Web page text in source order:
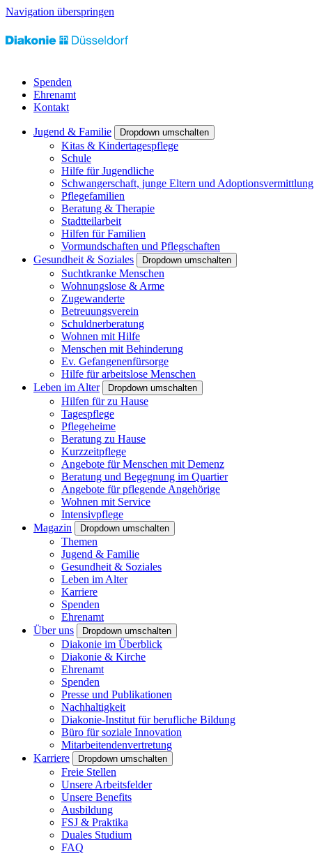
Navigation überspringen
Spenden
Ehrenamt
Kontakt
Jugend & Familie Dropdown umschalten
Kitas & Kindertagespflege
Schule
Hilfe für Jugendliche
Schwangerschaft, junge Eltern und Adoptionsvermittlung
Pflegefamilien
Beratung & Therapie
Stadtteilarbeit
Hilfen für Familien
Vormundschaften und Pflegschaften
Gesundheit & Soziales
Dropdown umschalten
Suchtkranke Menschen
Wohnungslose & Arme
Zugewanderte
Betreuungsverein
Schuldnerberatung
Wohnen mit Hilfe
Menschen mit Behinderung
Ev. Gefangenenfürsorge
Hilfe für arbeitslose Menschen
Leben im Alter
Dropdown umschalten
Hilfen für zu Hause
Tagespflege
Pflegeheime
Beratung zu Hause
Kurzzeitpflege
Angebote für Menschen mit Demenz
Beratung und Begegnung im Quartier
Angebote für pflegende Angehörige
Wohnen mit Service
Intensivpflege
Magazin
Dropdown umschalten
Themen
Jugend & Familie
Gesundheit & Soziales
Leben im Alter
Karriere
Spenden
Ehrenamt
Über uns
Dropdown umschalten
Diakonie im Überblick
Diakonie & Kirche
Ehrenamt
Spenden
Presse und Publikationen
Nachhaltigkeit
Diakonie-Institut für berufliche Bildung
Büro für soziale Innovation
Mitarbeitendenvertretung
Karriere
Dropdown umschalten
Freie Stellen
Unsere Arbeitsfelder
Unsere Benefits
Ausbildung
FSJ & Praktika
Duales Studium
FAQ